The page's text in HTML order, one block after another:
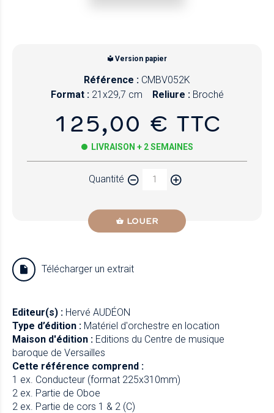
Version papier
Référence : CMBV052K
Format : 21x29,7 cm Reliure : Broché
125,00 € TTC
LIVRAISON + 2 SEMAINES
Quantité
LOUER
Télécharger un extrait
Editeur(s) : Hervé AUDÉON
Type d’édition : Matériel d'orchestre en location
Maison d'édition : Editions du Centre de musique
baroque de Versailles
Cette référence comprend :
1 ex. Conducteur (format 225x310mm)
2 ex. Partie de Oboe
2 ex. Partie de cors 1 & 2 (C)